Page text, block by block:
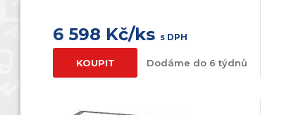
6 598 Kč/ks s DPH
KOUPIT Dodáme do 6 týdnů